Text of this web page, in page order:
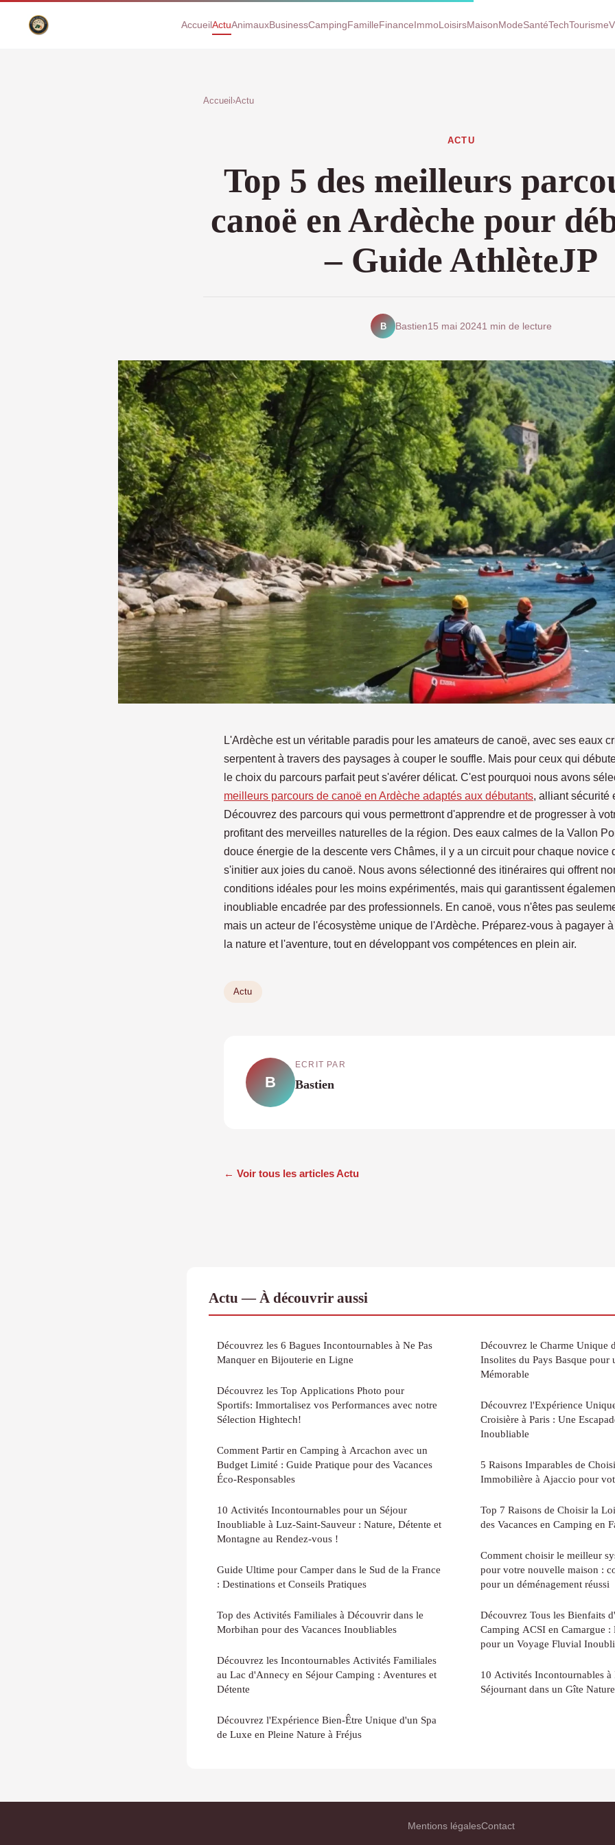
AccueilActuAnimauxBusinessCampingFamilleFinanceImmoLoisirsMaisonModeSantéTechTourisme
Accueil ›Actu
ACTU
Top 5 des meilleurs
canoë en Ardèche pour
– Guide AthlèteJP
B Bastien15 mai 20241 min de lecture
L'Ardèche est un véritable paradis pour les amateurs de canoë, avec ses eaux
serpentent à travers des paysages à couper le souffle. Mais pour ceux qui
le choix du parcours parfait peut s'avérer délicat. C'est pourquoi nous avons
meilleurs parcours de canoë en Ardèche adaptés aux débutants, alliant sécurité
Découvrez des parcours qui vous permettront d'apprendre et de progresser à
profitant des merveilles naturelles de la région. Des eaux calmes de la Vallon
douce énergie de la descente vers Châmes, il y a un circuit pour chaque novice
s'initier aux joies du canoë. Nous avons sélectionné des itinéraires qui offrent
conditions idéales pour les moins expérimentés, mais qui garantissent
inoubliable encadrée par des professionnels. En canoë, vous n'êtes pas
mais un acteur de l'écosystème unique de l'Ardèche. Préparez-vous à pagayer
la nature et l'aventure, tout en développant vos compétences en plein air.
Actu
B
ECRIT PAR
Bastien
← Voir tous les articles Actu
Actu — À découvrir aussi
Découvrez les 6 Bagues Incontournables à Ne Pas
Manquer en Bijouterie en Ligne
Découvrez les Top Applications Photo pour
Sportifs: Immortalisez vos Performances avec notre
Sélection Hightech!
Comment Partir en Camping à Arcachon avec un
Budget Limité : Guide Pratique pour des Vacances
Éco-Responsables
10 Activités Incontournables pour un Séjour
Inoubliable à Luz-Saint-Sauveur : Nature, Détente et
Montagne au Rendez-vous !
Guide Ultime pour Camper dans le Sud de la France
: Destinations et Conseils Pratiques
Top des Activités Familiales à Découvrir dans le
Morbihan pour des Vacances Inoubliables
Découvrez les Incontournables Activités Familiales
au Lac d'Annecy en Séjour Camping : Aventures et
Détente
Découvrez l'Expérience Bien-Être Unique d'un Spa
de Luxe en Pleine Nature à Fréjus
Découvrez le Charme Unique
Insolites du Pays Basque pour
Mémorable
Découvrez l'Expérience
Croisière à Paris : Une
Inoubliable
5 Raisons Imparables de
Immobilière à Ajaccio pour
Top 7 Raisons de Choisir la
des Vacances en Camping en
Comment choisir le meilleur
pour votre nouvelle maison :
pour un déménagement réussi
Découvrez Tous les Bienfaits
Camping ACSI en Camargue
pour un Voyage Fluvial
10 Activités Incontournables à
Séjournant dans un Gîte
Mentions légalesContact